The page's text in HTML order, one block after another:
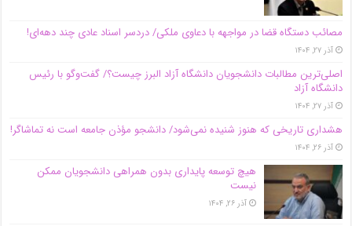
مصائب دستگاه قضا در مواجهه با دعاوی ملکی/ دردسر اسناد عادی چند‌ دهه‌ای!
آذر ۲۷, ۱۴۰۴
اصلی‌ترین مطالبات دانشجویان دانشگاه آزاد البرز چیست؟/ گفت‌وگو با رئیس
دانشگاه آز‌اد
آذر ۲۷, ۱۴۰۴
هشداری تاریخی که هنوز شنیده نمی‌شود/ دانشجو مؤذن جامعه است نه تماشاگر!
آذر ۲۶, ۱۴۰۴
هیچ توسعه پایداری بدون همراهی دانشجویان ممکن
نیست
آذر ۲۶, ۱۴۰۴